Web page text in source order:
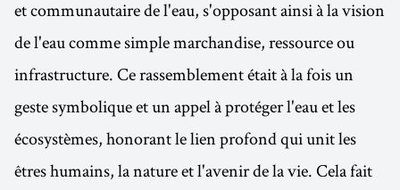
et communautaire de l'eau, s'opposant ainsi à la vision
de l'eau comme simple marchandise, ressource ou
infrastructure. Ce rassemblement était à la fois un
geste symbolique et un appel à protéger l'eau et les
écosystèmes, honorant le lien profond qui unit les
êtres humains, la nature et l'avenir de la vie. Cela fait